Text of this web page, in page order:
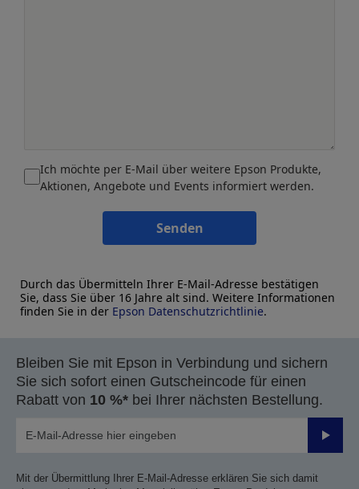
Ich möchte per E-Mail über weitere Epson Produkte,
Aktionen, Angebote und Events informiert werden.
Senden
Durch das Übermitteln Ihrer E-Mail-Adresse bestätigen
Sie, dass Sie über 16 Jahre alt sind. Weitere Informationen
finden Sie in der Epson Datenschutzrichtlinie.
Bleiben Sie mit Epson in Verbindung und sichern
Sie sich sofort einen Gutscheincode für einen
Rabatt von 10 %* bei Ihrer nächsten Bestellung.
Mit der Übermittlung Ihrer E-Mail-Adresse erklären Sie sich damit